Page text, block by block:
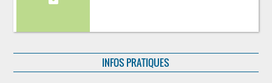
INFOS PRATIQUES